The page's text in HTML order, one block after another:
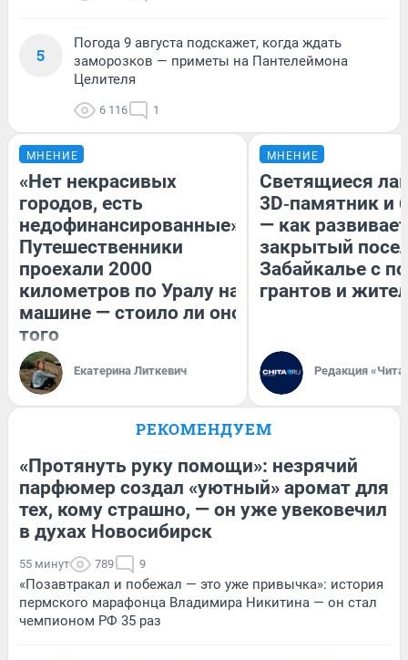
5
Погода 9 августа подскажет, когда ждать
заморозков — приметы на Пантелеймона
Целителя
6 116 1
МНЕНИЕ
«Нет некрасивых
городов, есть
недофинансированные».
Путешественники
проехали 2000
километров по Уралу на
машине — стоило ли оно
того
Екатерина Литкевич
МНЕНИЕ
Светящиеся
3D‑памятник и
— как
закрытый
Забайкалье с
грантов и
Редакция
РЕКОМЕНДУЕМ
«Протянуть руку помощи»: незрячий
парфюмер создал «уютный» аромат для
тех, кому страшно, — он уже увековечил
в духах Новосибирск
55 минут 789 9
«Позавтракал и побежал — это уже привычка»: история
пермского марафонца Владимира Никитина — он стал
чемпионом РФ 35 раз